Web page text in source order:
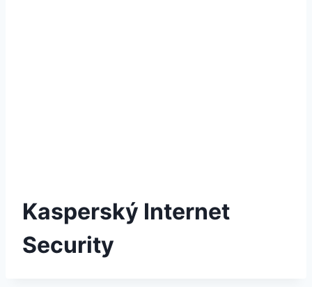
Kasperský Internet
Security